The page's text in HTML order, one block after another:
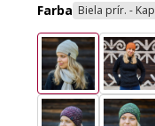
Farba Biela prír. -